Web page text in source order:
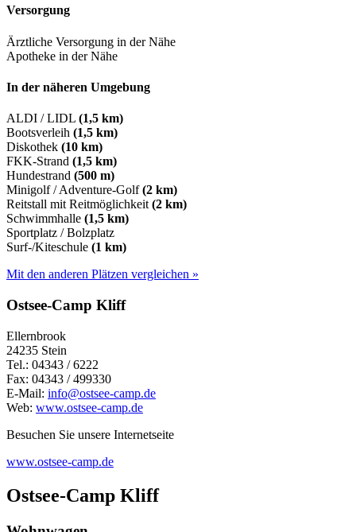
Versorgung
Ärztliche Versorgung in der Nähe
Apotheke in der Nähe
In der näheren Umgebung
ALDI / LIDL (1,5 km)
Bootsverleih (1,5 km)
Diskothek (10 km)
FKK-Strand (1,5 km)
Hundestrand (500 m)
Minigolf / Adventure-Golf(2 km)
Reitstall mit Reitmöglichkeit (2 km)
Schwimmhalle (1,5 km)
Sportplatz / Bolzplatz
Surf-/Kiteschule (1 km)
Mit den anderen Plätzen vergleichen »
Ostsee-Camp Kliff
Ellernbrook
24235 Stein
Tel.: 04343 / 6222
Fax: 04343 / 499330
E-Mail: info@ostsee-camp.de
Web: www.ostsee-camp.de
Besuchen Sie unsere Internetseite
www.ostsee-camp.de
Ostsee-Camp Kliff